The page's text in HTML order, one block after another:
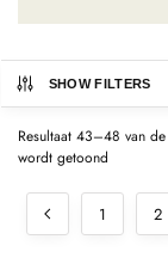
SHOW FILTERS
Resultaat 43–48 van
wordt getoond
1 2